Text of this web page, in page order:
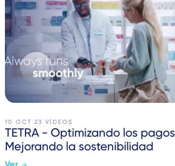
10 OCT 23 VÍDEOS
TETRA - Optimizando los pagos
Mejorando la sostenibilidad